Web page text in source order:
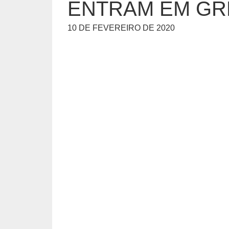
ENTRAM EM
10 DE FEVEREIRO DE 2020